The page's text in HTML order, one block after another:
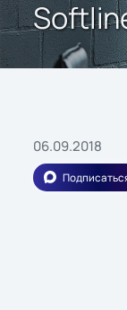
06.09.2018